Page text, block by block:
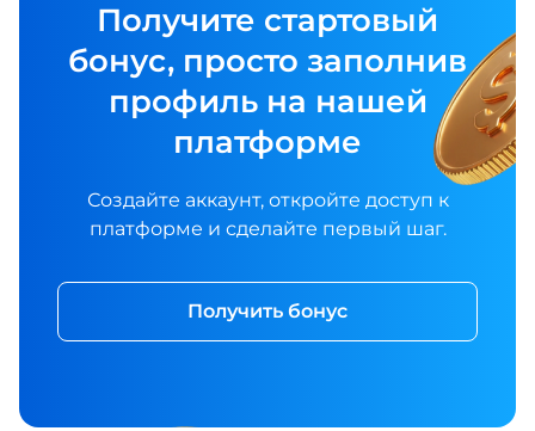
Получите стартовый
бонус, просто заполнив
профиль на нашей
платформе
Создайте аккаунт, откройте доступ к
платформе и сделайте первый шаг.
Получить бонус